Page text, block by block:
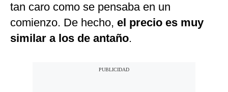
tan caro como se pensaba en un
comienzo. De hecho, el precio es muy
similar a los de antaño.